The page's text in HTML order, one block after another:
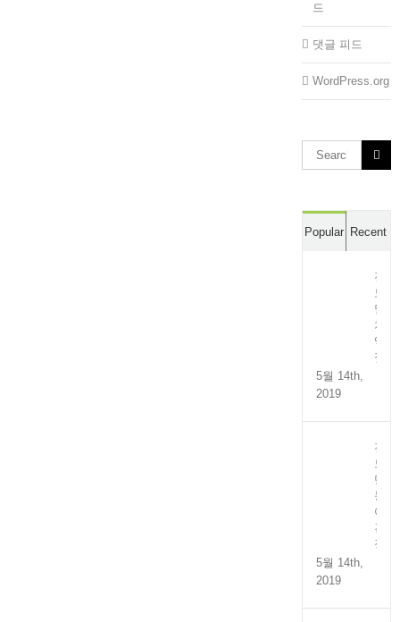
드
댓글 피드
WordPress.org
Search
for:
Popular Recent
전
도
멸
치
액
젓
5월 14th,
2019
전
도
만
능
어
간
장
5월 14th,
2019